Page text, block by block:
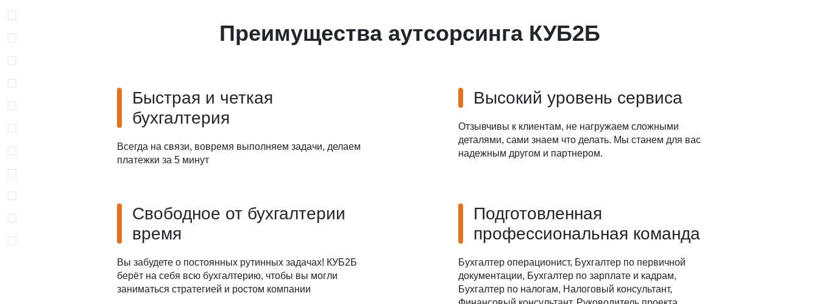
Преимущества аутсорсинга КУБ2Б
Быстрая и четкая
бухгалтерия
Всегда на связи, вовремя выполняем задачи, делаем
платежки за 5 минут
Высокий уровень сервиса
Отзывчивы к клиентам, не нагружаем сложными
деталями, сами знаем что делать. Мы станем для вас
надежным другом и партнером.
Свободное от бухгалтерии
время
Вы забудете о постоянных рутинных задачах! КУБ2Б
берёт на себя всю бухгалтерию, чтобы вы могли
заниматься стратегией и ростом компании
Подготовленная
профессиональная команда
Бухгалтер операционист, Бухгалтер по первичной
документации, Бухгалтер по зарплате и кадрам,
Бухгалтер по налогам, Налоговый консультант,
Согласие на обработку персональных данных